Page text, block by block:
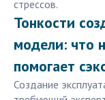
стрессов.
Тонкости
модели: что
помогает
Создание